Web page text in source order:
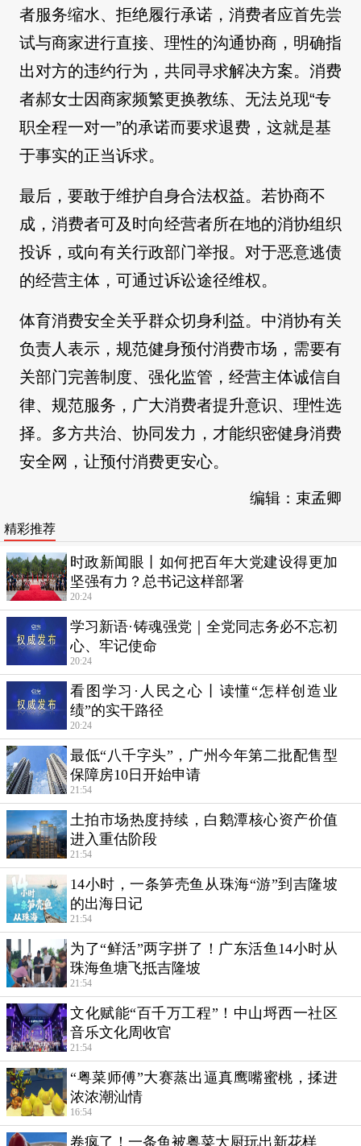
者服务缩水、拒绝履行承诺，消费者应首先尝
试与商家进行直接、理性的沟通协商，明确指
出对方的违约行为，共同寻求解决方案。消费
者郝女士因商家频繁更换教练、无法兑现“专
职全程一对一”的承诺而要求退费，这就是基
于事实的正当诉求。
最后，要敢于维护自身合法权益。若协商不
成，消费者可及时向经营者所在地的消协组织
投诉，或向有关行政部门举报。对于恶意逃债
的经营主体，可通过诉讼途径维权。
体育消费安全关乎群众切身利益。中消协有关
负责人表示，规范健身预付消费市场，需要有
关部门完善制度、强化监管，经营主体诚信自
律、规范服务，广大消费者提升意识、理性选
择。多方共治、协同发力，才能织密健身消费
安全网，让预付消费更安心。
编辑：束孟卿
精彩推荐